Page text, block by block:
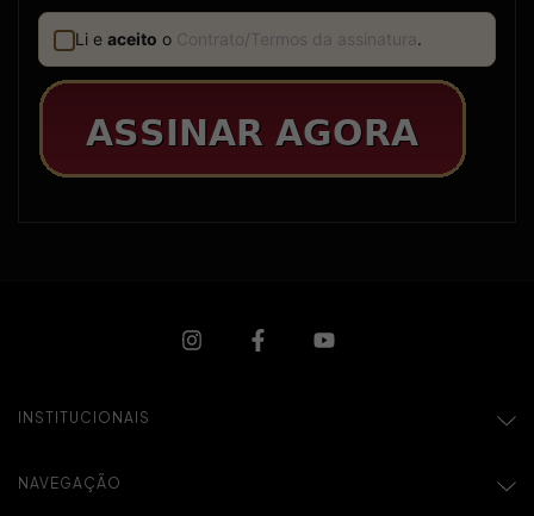
Li e aceito o Contrato/Termos da assinatura.
INSTITUCIONAIS
NAVEGAÇÃO